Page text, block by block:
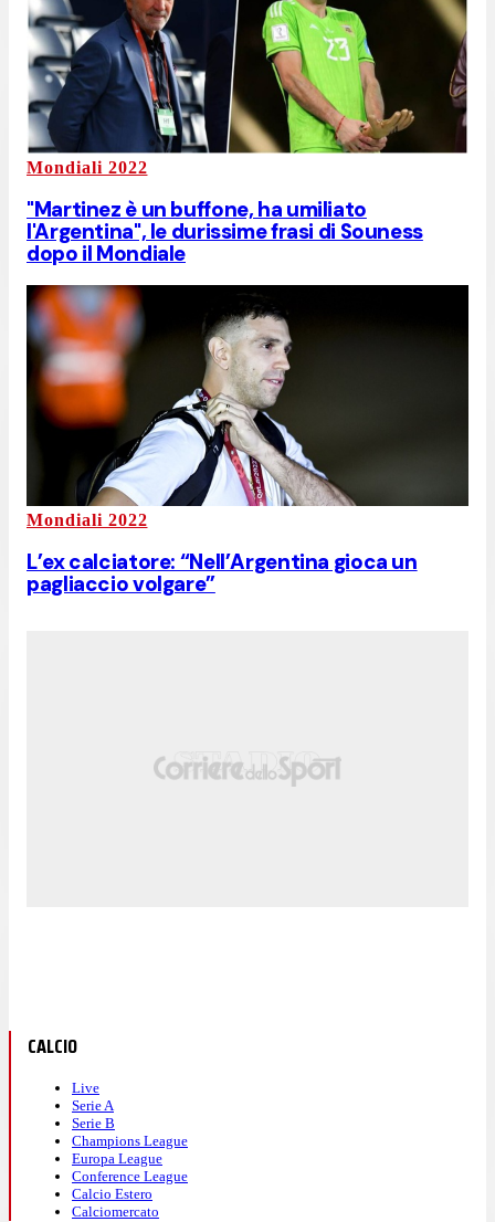
Mondiali 2022
"Martinez è un buffone, ha umiliato
l'Argentina", le durissime frasi di Souness
dopo il Mondiale
Mondiali 2022
L’ex calciatore: “Nell’Argentina gioca un
pagliaccio volgare”
CALCIO
Live
Serie A
Serie B
Champions League
Europa League
Conference League
Calcio Estero
Calciomercato